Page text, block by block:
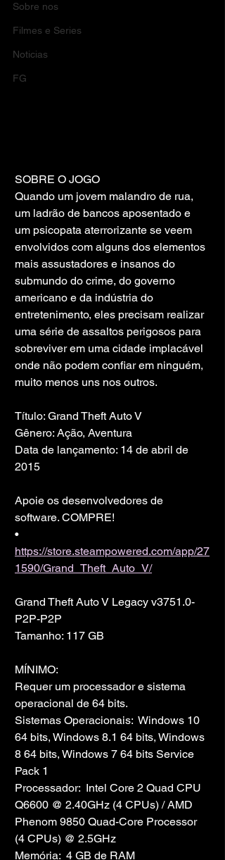
Sobre nos
Filmes e Series
Noticias
FG
SOBRE O JOGO
Quando um jovem malandro de rua,
um ladrão de bancos aposentado e
um psicopata aterrorizante se veem
envolvidos com alguns dos elementos
mais assustadores e insanos do
submundo do crime, do governo
americano e da indústria do
entretenimento, eles precisam realizar
uma série de assaltos perigosos para
sobreviver em uma cidade implacável
onde não podem confiar em ninguém,
muito menos uns nos outros.
Título: Grand Theft Auto V
Gênero: Ação, Aventura
Data de lançamento: 14 de abril de
2015
Apoie os desenvolvedores de
software. COMPRE!
•
https://store.steampowered.com/app/27
1590/Grand_Theft_Auto_V/
Grand Theft Auto V Legacy v3751.0-
P2P-P2P
Tamanho: 117 GB
MÍNIMO:
Requer um processador e sistema
operacional de 64 bits.
Sistemas Operacionais:  Windows 10
64 bits, Windows 8.1 64 bits, Windows
8 64 bits, Windows 7 64 bits Service
Pack 1
Processador:  Intel Core 2 Quad CPU
Q6600 @ 2.40GHz (4 CPUs) / AMD
Phenom 9850 Quad-Core Processor
(4 CPUs) @ 2.5GHz
Memória:  4 GB de RAM